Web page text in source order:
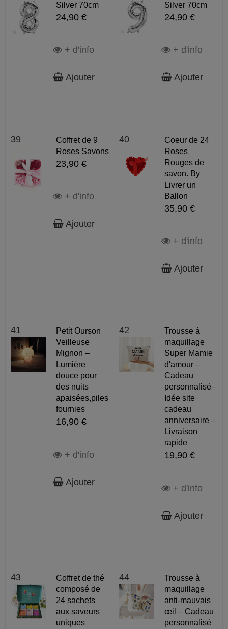
Silver 70cm
24,90 €
+ d'info
Ajouter
Silver 70cm
24,90 €
+ d'info
Ajouter
39
Coffret de 9
Roses Savons
23,90 €
+ d'info
Ajouter
40
Coeur de 24
Roses
Rouges de
savon. By
Livrer un
Ballon
35,90 €
+ d'info
Ajouter
41
Petit Ourson
Veilleuse
Mignon –
Lumière
douce pour
des nuits
apaisées,piles
fournies
16,90 €
+ d'info
Ajouter
42
Trousse à
maquillage
Super Mamie
d'amour –
Cadeau
personnalisé–
Idée site
cadeau
anniversaire –
Livraison
rapide
19,90 €
+ d'info
Ajouter
43
Coffret de thé
composé de
24 sachets
aux saveurs
uniques
44
Trousse à
maquillage
anti-mauvais
œil – Cadeau
personnalisé